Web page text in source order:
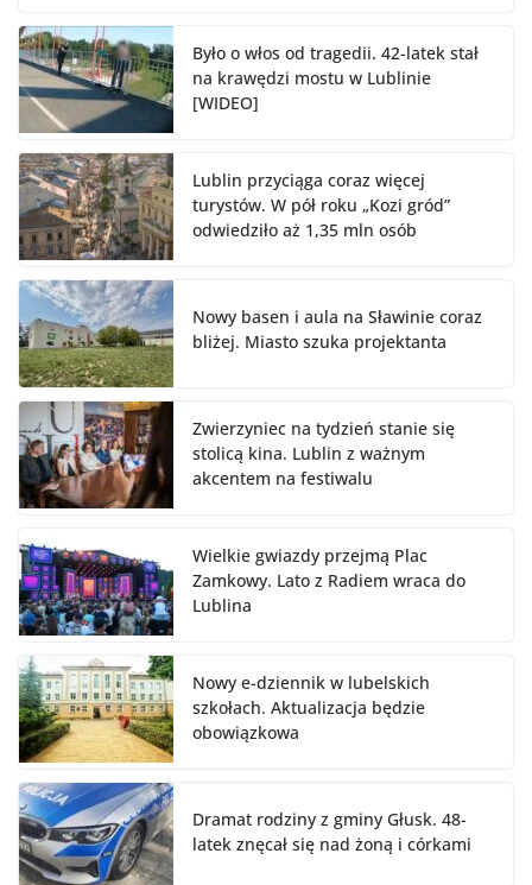
Było o włos od tragedii. 42-latek stał
na krawędzi mostu w Lublinie
[WIDEO]
Lublin przyciąga coraz więcej
turystów. W pół roku „Kozi gród”
odwiedziło aż 1,35 mln osób
Nowy basen i aula na Sławinie coraz
bliżej. Miasto szuka projektanta
Zwierzyniec na tydzień stanie się
stolicą kina. Lublin z ważnym
akcentem na festiwalu
Wielkie gwiazdy przejmą Plac
Zamkowy. Lato z Radiem wraca do
Lublina
Nowy e-dziennik w lubelskich
szkołach. Aktualizacja będzie
obowiązkowa
Dramat rodziny z gminy Głusk. 48-
latek znęcał się nad żoną i córkami